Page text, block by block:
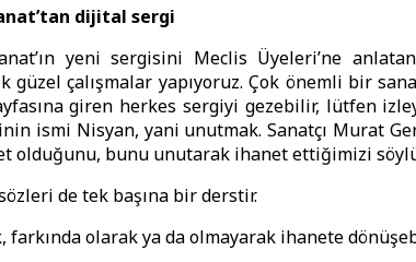
dijital sergi
yeni sergisini Meclis Üyeleri’ne
güzel çalışmalar yapıyoruz. Çok önemli bir
giren herkes sergiyi gezebilir, lütfen
ismi Nisyan, yani unutmak. Sanatçı Murat
olduğunu, bunu unutarak ihanet ettiğimizi
de tek başına bir derstir.
farkında olarak ya da olmayarak ihanete